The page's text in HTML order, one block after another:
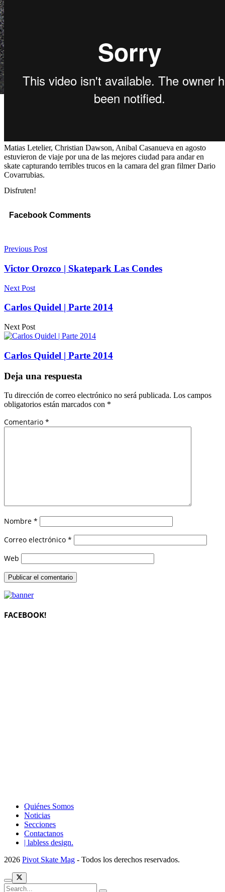
Matias Letelier, Christian Dawson, Anibal Casanueva en agosto
estuvieron de viaje por una de las mejores ciudad para andar en
skate capturando terribles trucos en la camara del gran filmer Dario
Covarrubias.
Disfruten!
Facebook Comments
Previous Post
Victor Orozco | Skatepark Las Condes
Next Post
Carlos Quidel | Parte 2014
Next Post
Carlos Quidel | Parte 2014
Deja una respuesta
Tu dirección de correo electrónico no será publicada. Los campos
obligatorios están marcados con *
Comentario *
Nombre *
Correo electrónico *
Web
FACEBOOK!
Quiénes Somos
Noticias
Secciones
Contactanos
| labless design.
2026 Pivot Skate Mag - Todos los derechos reservados.